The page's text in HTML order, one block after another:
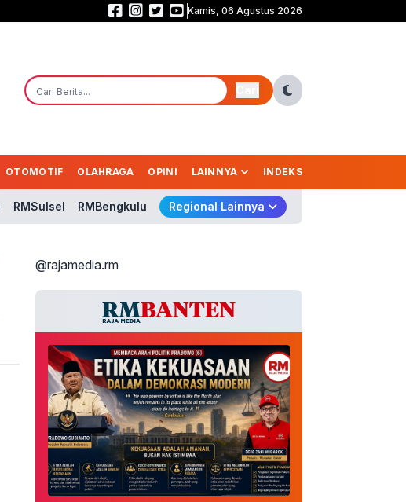
Membaca Arah Politik Prabowo (6): Etika Kekuasaan dalam Demokrasi
Kamis, 06 Agustus 2026
OTOMOTIF OLAHRAGA OPINI LAINNYA INDEKS
RMSulsel RMBengkulu Regional Lainnya
@rajamedia.rm